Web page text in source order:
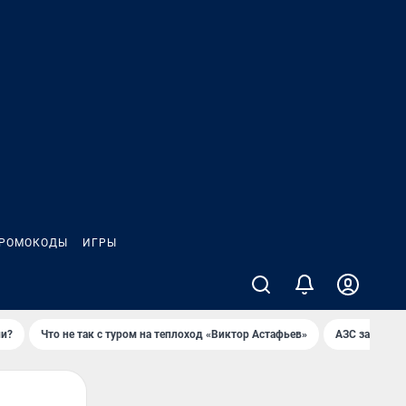
ИГРЫ
Что не так с туром на теплоход «Виктор Астафьев» AЗС